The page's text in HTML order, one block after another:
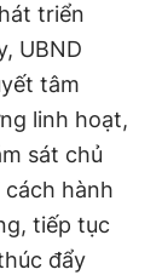
triển
UBND
tâm
linh hoạt,
sát chủ
hành
tiếp tục
đẩy